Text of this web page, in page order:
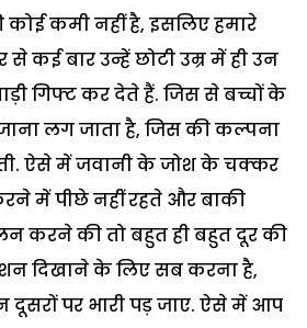
कोई कमी नहीं है, इसलिए हमारे
कई बार उन्हें छोटी उम्र में ही उन
गिफ्ट कर देते हैं. जिस से बच्चों के
लग जाता है, जिस की कल्पना
ऐसे में जवानी के जोश के चक्कर
में पीछे नहीं रहते और बाकी
करने की तो बहुत ही बहुत दूर की
दिखाने के लिए सब करना है,
पर भारी पड़ जाए. ऐसे में आप